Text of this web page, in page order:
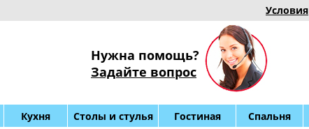
Условия
Нужна помощь?
Задайте вопрос
Кухня Столы и стулья Гостиная Спальня